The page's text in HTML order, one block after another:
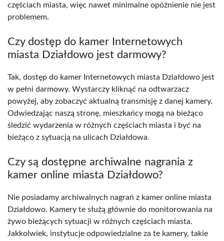
częściach miasta, więc nawet minimalne opóźnienie nie jest
problemem.
Czy dostęp do kamer Internetowych
miasta Działdowo jest darmowy?
Tak, dostęp do kamer Internetowych miasta Działdowo jest
w pełni darmowy. Wystarczy kliknąć na odtwarzacz
powyżej, aby zobaczyć aktualną transmisję z danej kamery.
Odwiedzając naszą stronę, mieszkańcy mogą na bieżąco
śledzić wydarzenia w różnych częściach miasta i być na
bieżąco z sytuacją na ulicach Działdowa.
Czy są dostępne archiwalne nagrania z
kamer online miasta Działdowo?
Nie posiadamy archiwalnych nagrań z kamer online miasta
Działdowo. Kamery te służą głównie do monitorowania na
żywo bieżących sytuacji w różnych częściach miasta.
Jakkolwiek, instytucje odpowiedzialne za te kamery, takie